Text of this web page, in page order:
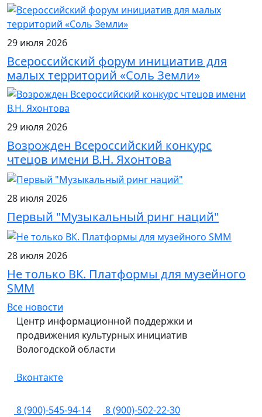
29 июля 2026
Всероссийский форум инициатив для
малых территорий «Соль Земли»
29 июля 2026
Возрожден Всероссийский конкурс
чтецов имени В.Н. Яхонтова
28 июля 2026
Первый "Музыкальный ринг наций"
28 июля 2026
Не только ВК. Платформы для музейного
SMM
Все новости
Центр информационной поддержки и
продвижения культурных инициатив
Вологодской области
Вконтакте
8 (900)-545-94-14
8 (900)-502-22-30